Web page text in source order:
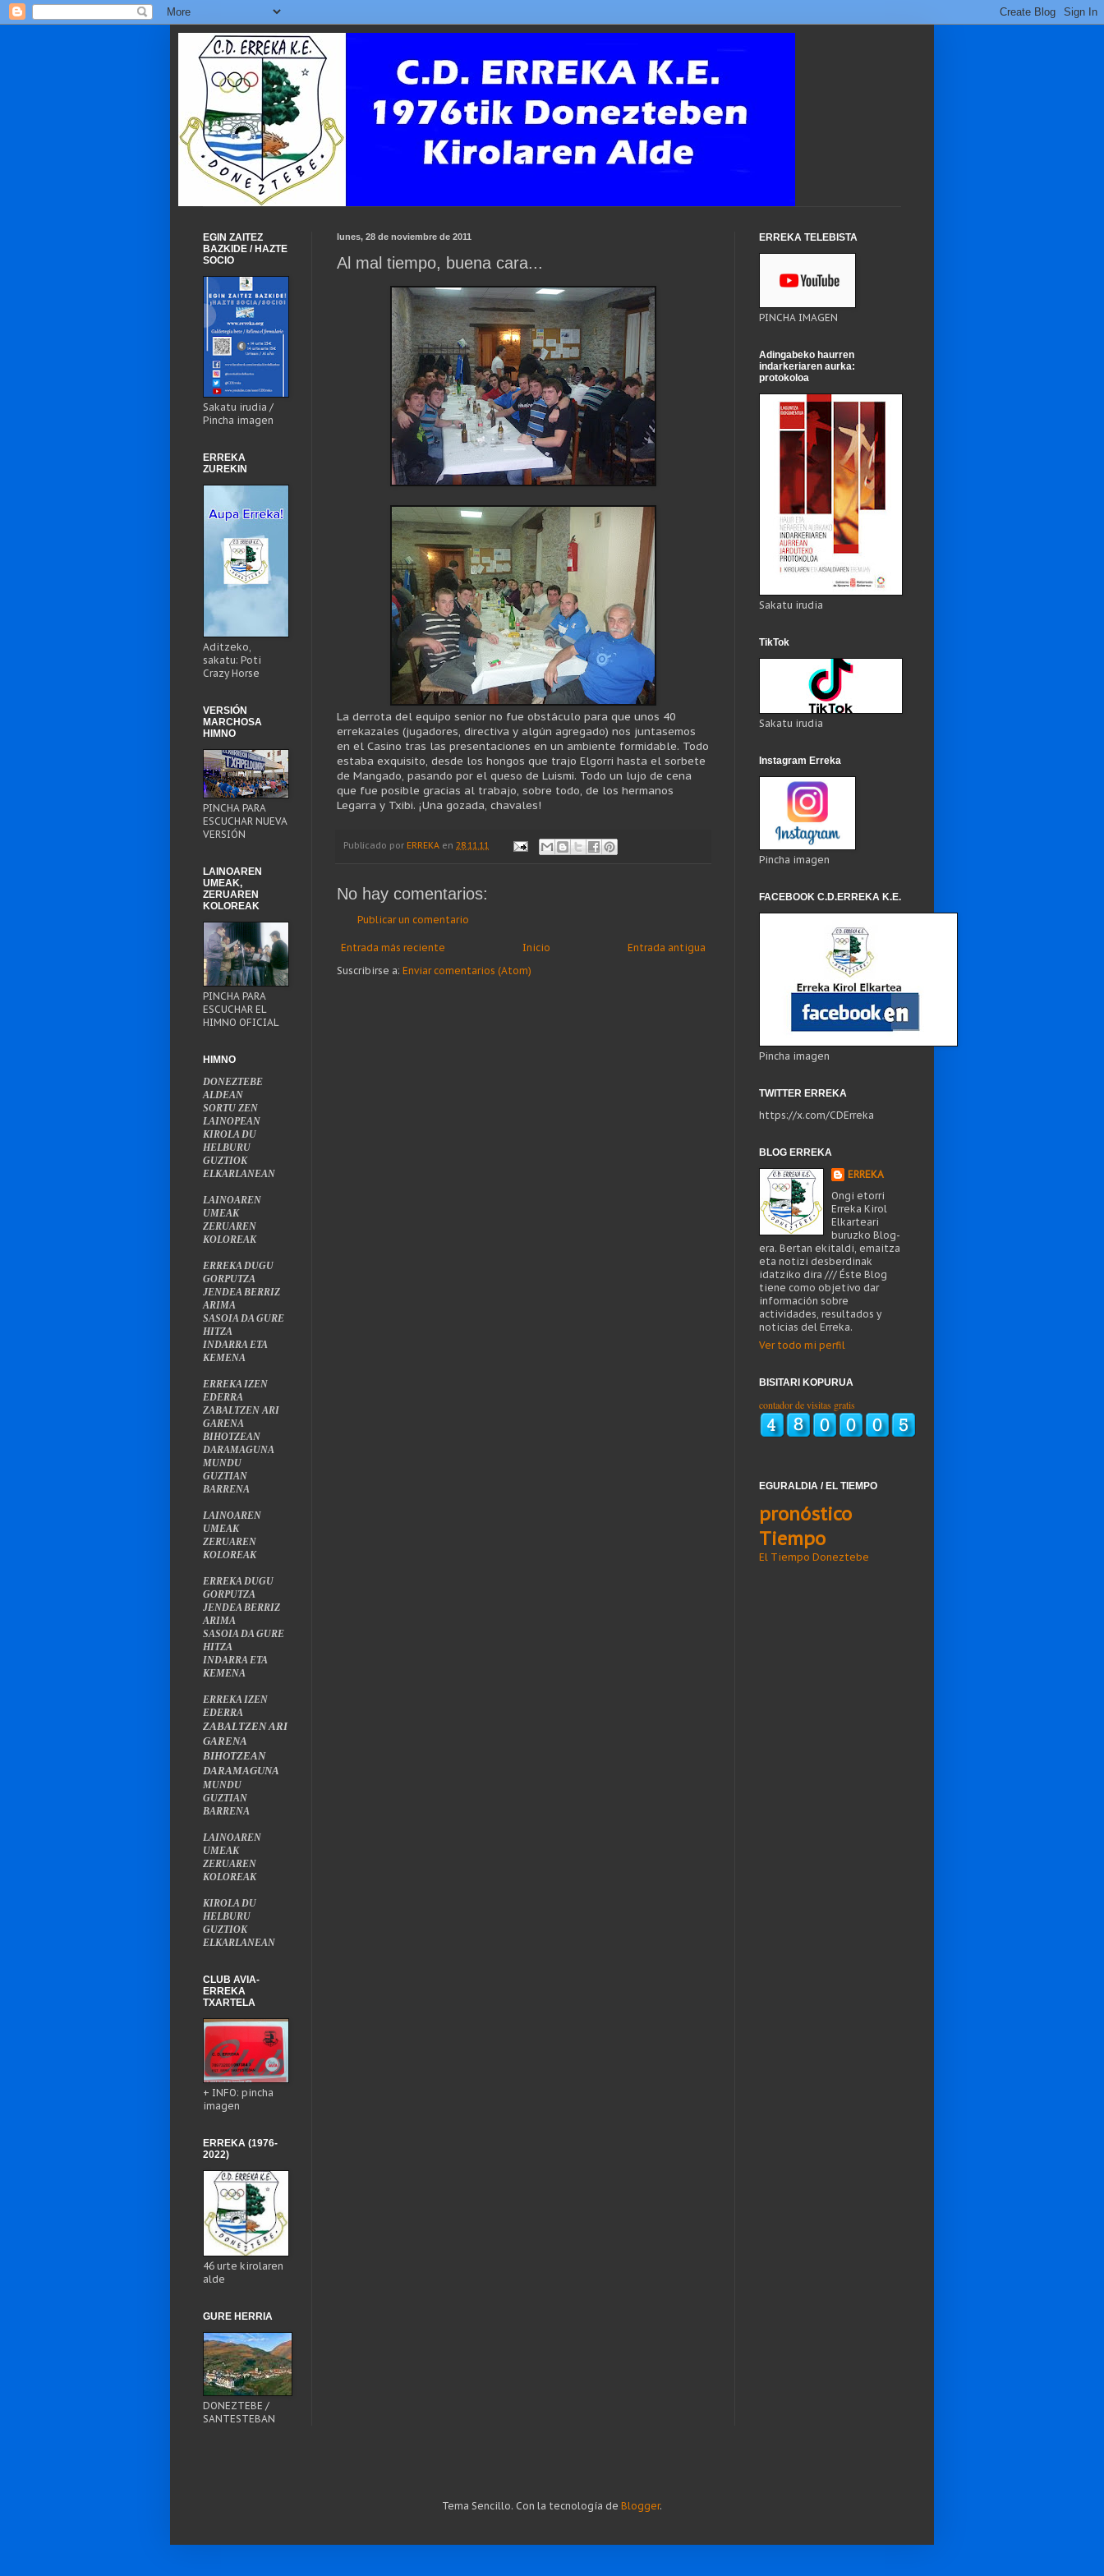
lunes, 28 de noviembre de 2011
Al mal tiempo, buena cara...
La derrota del equipo senior no fue obstáculo para que unos 40
errekazales (jugadores, directiva y algún agregado) nos juntasemos
en el Casino tras las presentaciones en un ambiente formidable. Todo
estaba exquisito, desde los hongos que trajo Elgorri hasta el sorbete
de Mangado, pasando por el queso de Luismi. Todo un lujo de cena
que fue posible gracias al trabajo, sobre todo, de los hermanos
Legarra y Txibi. ¡Una gozada, chavales!
Publicado por ERREKA en 28.11.11
No hay comentarios:
Publicar un comentario
Entrada más reciente Entrada antigua
Inicio
Suscribirse a: Enviar comentarios (Atom)
EGIN ZAITEZ
BAZKIDE / HAZTE
SOCIO
Sakatu irudia /
Pincha imagen
ERREKA
ZUREKIN
Aditzeko,
sakatu: Poti
Crazy Horse
VERSIÓN
MARCHOSA
HIMNO
PINCHA PARA
ESCUCHAR NUEVA
VERSIÓN
LAINOAREN
UMEAK,
ZERUAREN
KOLOREAK
PINCHA PARA
ESCUCHAR EL
HIMNO OFICIAL
HIMNO
DONEZTEBE
ALDEAN
SORTU ZEN
LAINOPEAN
KIROLA DU
HELBURU
GUZTIOK
ELKARLANEAN
LAINOAREN
UMEAK
ZERUAREN
KOLOREAK
ERREKA DUGU
GORPUTZA
JENDEA BERRIZ
ARIMA
SASOIA DA GURE
HITZA
INDARRA ETA
KEMENA
ERREKA IZEN
EDERRA
ZABALTZEN ARI
GARENA
BIHOTZEAN
DARAMAGUNA
MUNDU
GUZTIAN
BARRENA
LAINOAREN
UMEAK
ZERUAREN
KOLOREAK
ERREKA DUGU
GORPUTZA
JENDEA BERRIZ
ARIMA
SASOIA DA GURE
HITZA
INDARRA ETA
KEMENA
ERREKA IZEN
EDERRA
ZABALTZEN ARI
GARENA
BIHOTZEAN
DARAMAGUNA
MUNDU
GUZTIAN
BARRENA
LAINOAREN
UMEAK
ZERUAREN
KOLOREAK
KIROLA DU
HELBURU
GUZTIOK
ELKARLANEAN
CLUB AVIA-
ERREKA
TXARTELA
+ INFO: pincha
imagen
ERREKA (1976-
2022)
46 urte kirolaren
alde
GURE HERRIA
DONEZTEBE /
SANTESTEBAN
ERREKA TELEBISTA
PINCHA IMAGEN
Adingabeko haurren
indarkeriaren aurka:
protokoloa
Sakatu irudia
TikTok
Sakatu irudia
Instagram Erreka
Pincha imagen
FACEBOOK C.D.ERREKA K.E.
Pincha imagen
TWITTER ERREKA
https://x.com/CDErreka
BLOG ERREKA
ERREKA
Ongi etorri
Erreka Kirol
Elkarteari
buruzko Blog-
era. Bertan ekitaldi, emaitza
eta notizi desberdinak
idatziko dira /// Éste Blog
tiene como objetivo dar
información sobre
actividades, resultados y
noticias del Erreka.
Ver todo mi perfil
BISITARI KOPURUA
contador de visitas gratis
EGURALDIA / EL TIEMPO
pronóstico
Tiempo
El Tiempo Doneztebe
Tema Sencillo. Con la tecnología de Blogger.